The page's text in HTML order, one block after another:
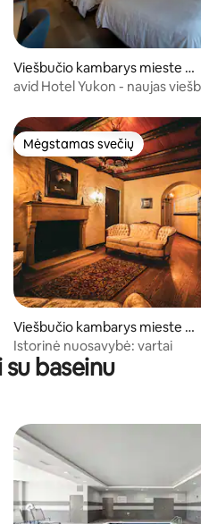
4,68 iš 5, atsiliepimų:
Viešbučio kambarys mieste Y
ukon
avid Hotel Yukon - naujas
4,84 iš 5, atsiliepimų:
Mėgstamas svečių
Mėgstamas svečių
Viešbučio kambarys mieste P
onca City
Istorinė nuosavybė: vartai
baseinu